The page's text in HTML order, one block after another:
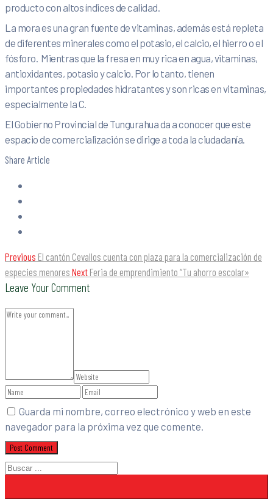
producto con altos índices de calidad.
La mora es una gran fuente de vitaminas, además está repleta
de diferentes minerales como el potasio, el calcio, el hierro o el
fósforo. Mientras que la fresa en muy rica en agua, vitaminas,
antioxidantes, potasio y calcio. Por lo tanto, tienen
importantes propiedades hidratantes y son ricas en vitaminas,
especialmente la C.
El Gobierno Provincial de Tungurahua da a conocer que este
espacio de comercialización se dirige a toda la ciudadanía.
Share Article
Previous El cantón Cevallos cuenta con plaza para la comercialización de
especies menores Next Feria de emprendimiento “Tu ahorro escolar»
Leave Your Comment
Guarda mi nombre, correo electrónico y web en este
navegador para la próxima vez que comente.